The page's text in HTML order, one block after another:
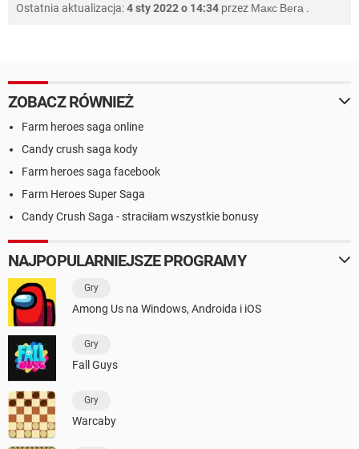
Ostatnia aktualizacja:4 sty 2022 o 14:34 przez Макс Вега .
ZOBACZ RÓWNIEŻ
Farm heroes saga online
Candy crush saga kody
Farm heroes saga facebook
Farm Heroes Super Saga
Candy Crush Saga - straciłam wszystkie bonusy
NAJPOPULARNIEJSZE PROGRAMY
Gry
Among Us na Windows, Androida i iOS
Gry
Fall Guys
Gry
Warcaby